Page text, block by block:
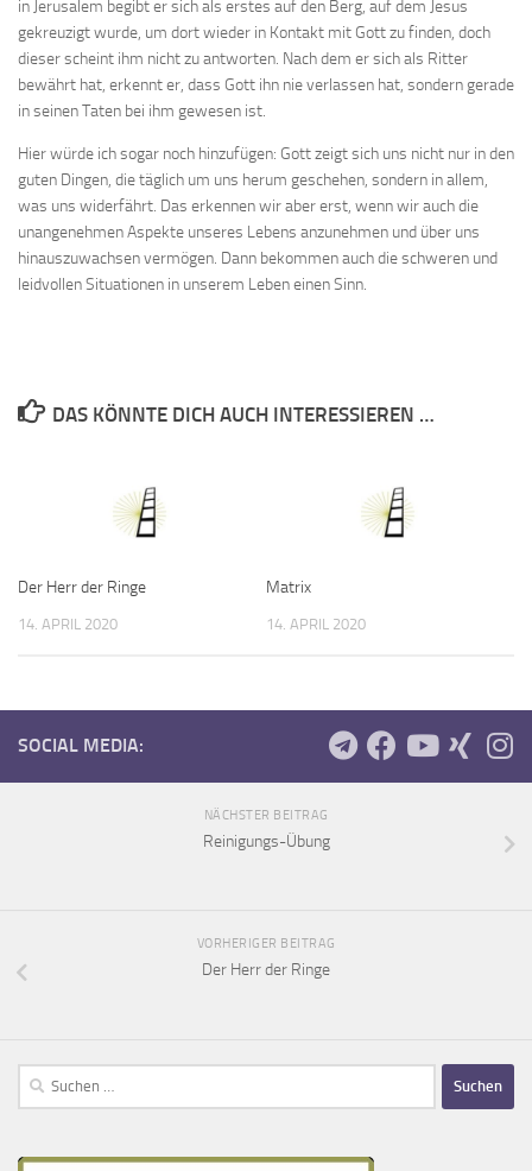
in Jerusalem begibt er sich als erstes auf den Berg, auf dem Jesus
gekreuzigt wurde, um dort wieder in Kontakt mit Gott zu finden, doch
dieser scheint ihm nicht zu antworten. Nach dem er sich als Ritter
bewährt hat, erkennt er, dass Gott ihn nie verlassen hat, sondern gerade
in seinen Taten bei ihm gewesen ist.
Hier würde ich sogar noch hinzufügen: Gott zeigt sich uns nicht nur in den
guten Dingen, die täglich um uns herum geschehen, sondern in allem,
was uns widerfährt. Das erkennen wir aber erst, wenn wir auch die
unangenehmen Aspekte unseres Lebens anzunehmen und über uns
hinauszuwachsen vermögen. Dann bekommen auch die schweren und
leidvollen Situationen in unserem Leben einen Sinn.
DAS KÖNNTE DICH AUCH INTERESSIEREN …
Der Herr der Ringe
14. APRIL 2020
Matrix
14. APRIL 2020
SOCIAL MEDIA:
NÄCHSTER BEITRAG
Reinigungs-Übung
VORHERIGER BEITRAG
Der Herr der Ringe
Suchen